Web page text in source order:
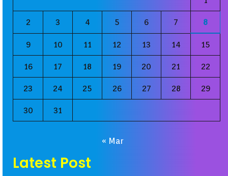
2 3 4 5 6 7 8
9 10 11 12 13 14 15
16 17 18 19 20 21 22
23 24 25 26 27 28 29
30 31
« Mar
Latest Post